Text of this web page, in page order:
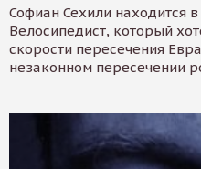
Софиан Сехили находится
Велосипедист, который
скорости пересечения
незаконном пересечении